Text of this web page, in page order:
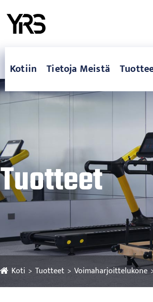
Kotiin Tietoja Meistä
Tuotteet
Koti Tuotteet Voimaharjoittelukone